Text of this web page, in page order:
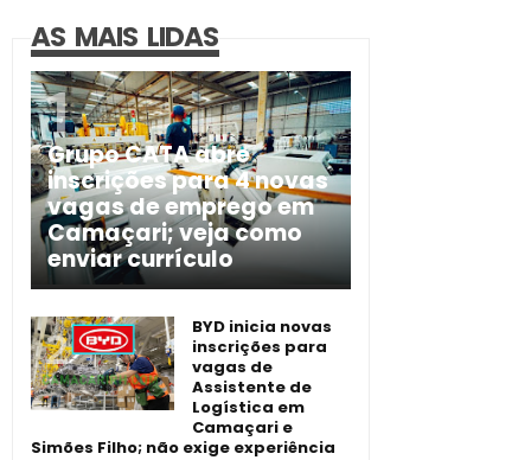
AS MAIS LIDAS
Grupo CATA abre
inscrições para 4 novas
vagas de emprego em
Camaçari; veja como
enviar currículo
BYD inicia novas
inscrições para
vagas de
Assistente de
Logística em
Camaçari e
Simões Filho; não exige experiência